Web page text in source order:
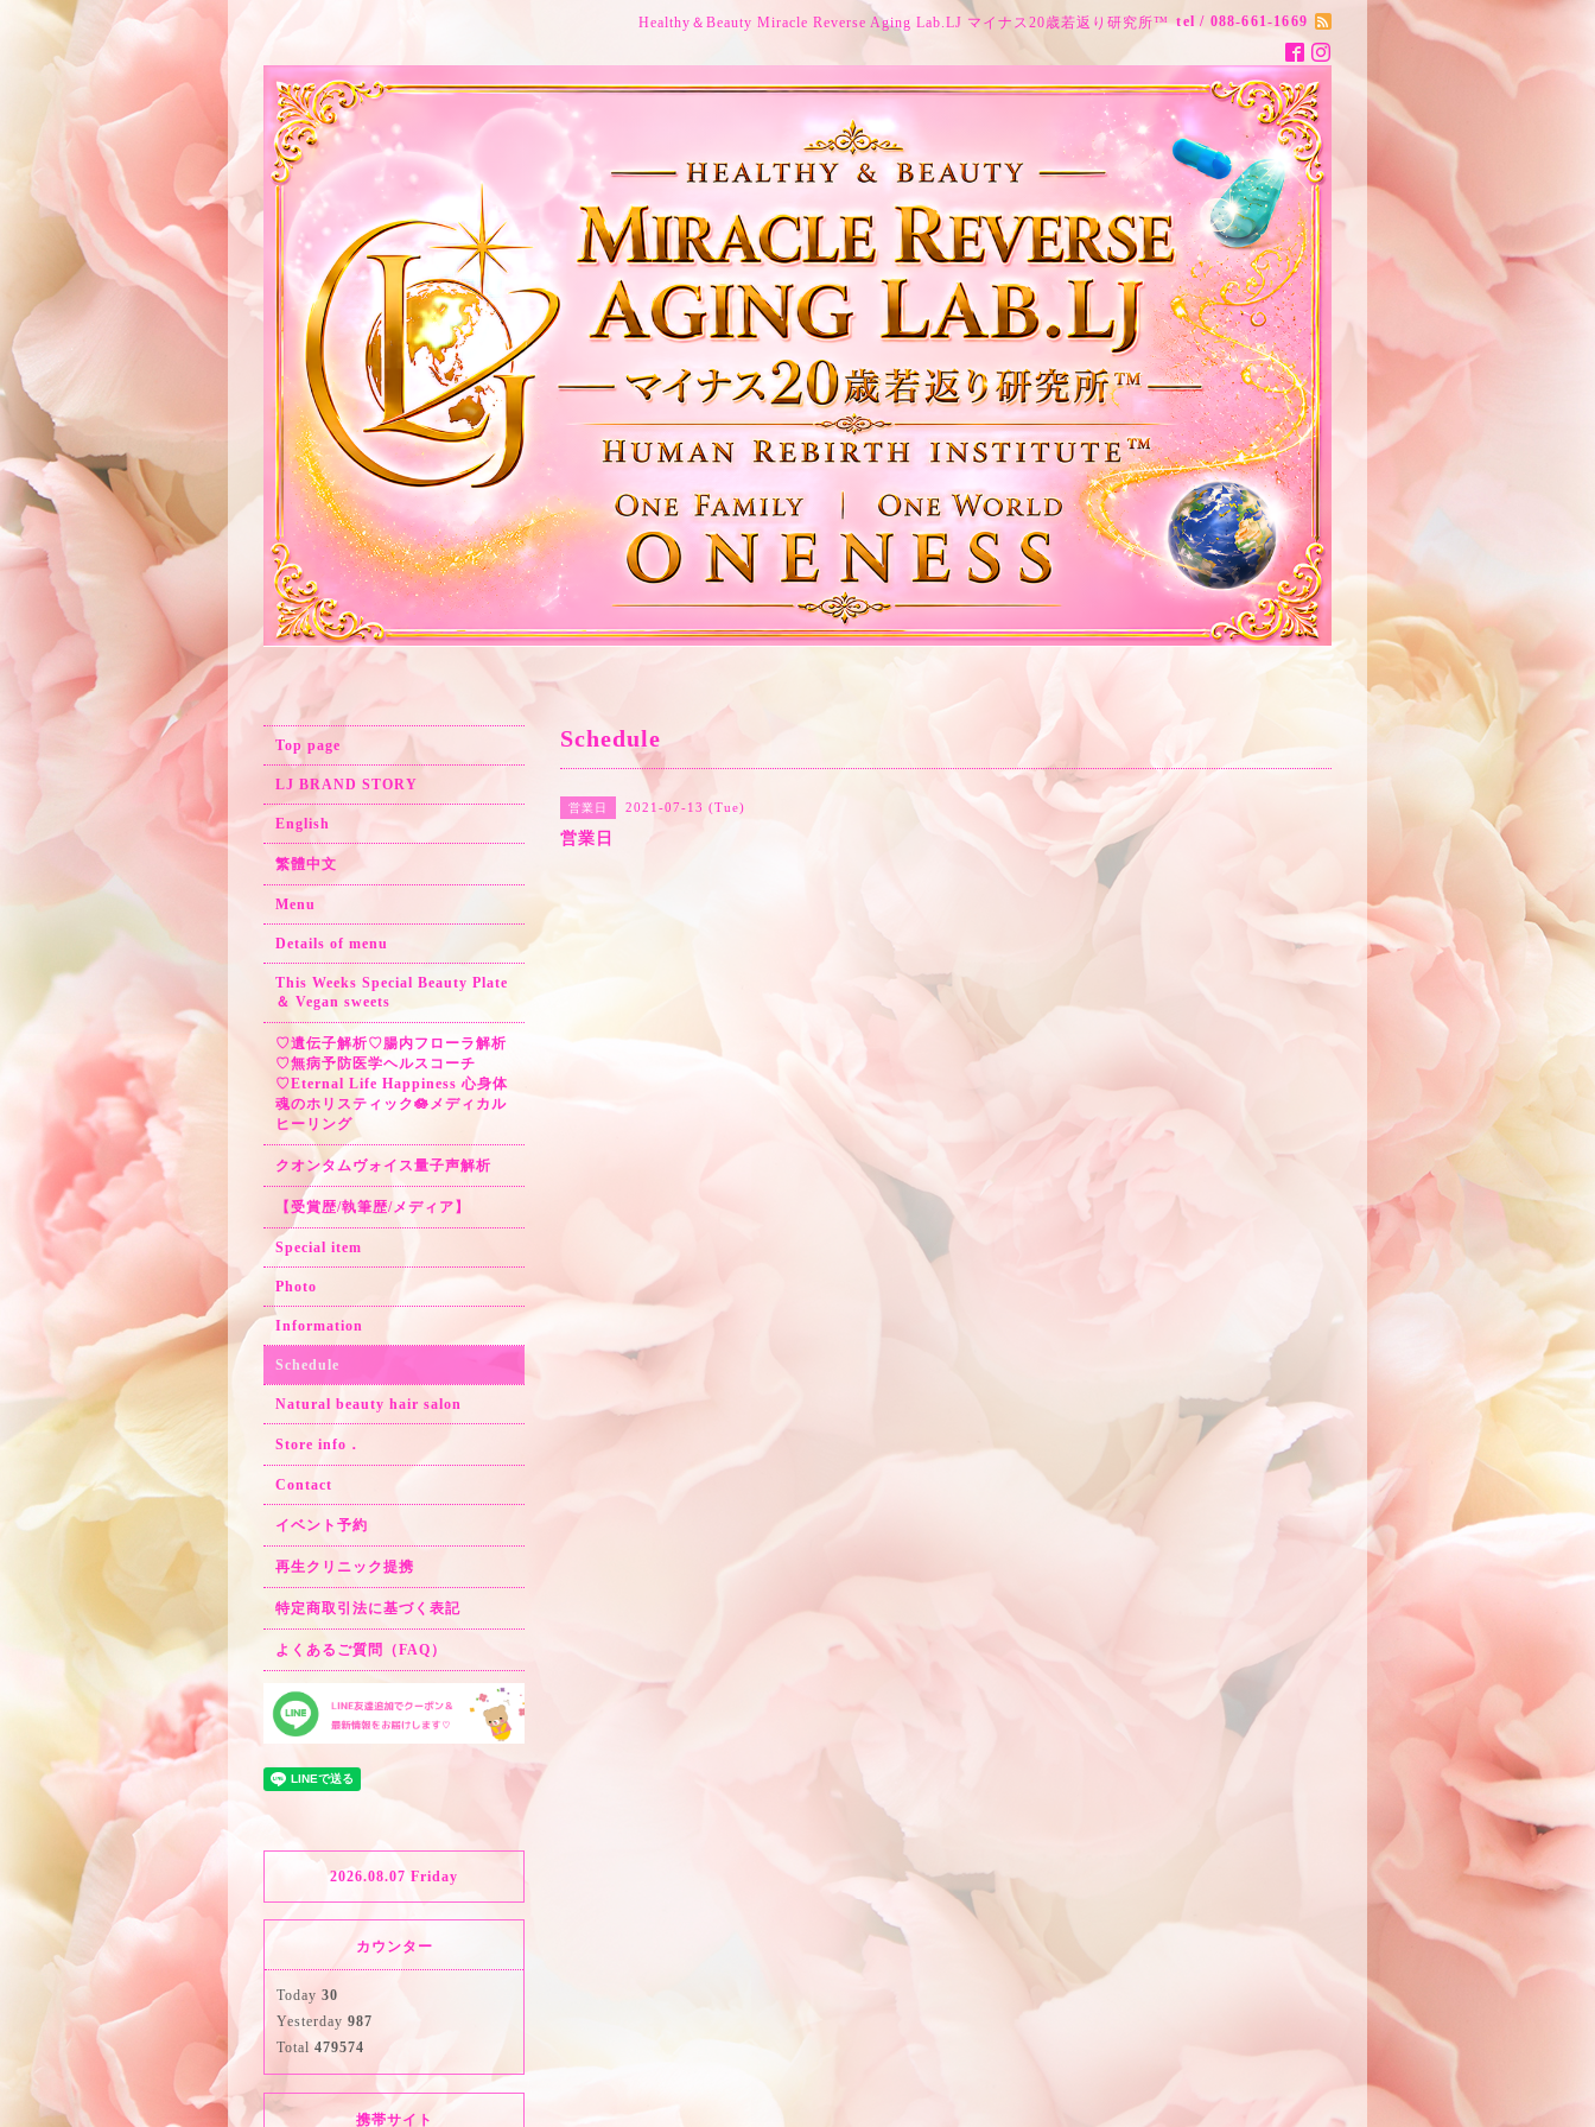
Healthy＆Beauty Miracle Reverse Aging Lab.LJ マイナス20歳若返り研究所™ tel / 088-661-1669
Schedule
営業日 2021-07-13 (Tue)
営業日
Top page
LJ BRAND STORY
English
繁體中文
Menu
Details of menu
This Weeks Special Beauty Plate
＆ Vegan sweets
♡遺伝子解析♡腸内フローラ解析
♡無病予防医学ヘルスコーチ
♡Eternal Life Happiness 心身体
魂のホリスティック🪷メディカル
ヒーリング
クオンタムヴォイス量子声解析
【受賞歴/執筆歴/メディア】
Special item
Photo
Information
Schedule
Natural beauty hair salon
Store info．
Contact
イベント予約
再生クリニック提携
特定商取引法に基づく表記
よくあるご質問（FAQ）
2026.08.07 Friday
カウンター
Today 30
Yesterday 987
Total 479574
携帯サイト